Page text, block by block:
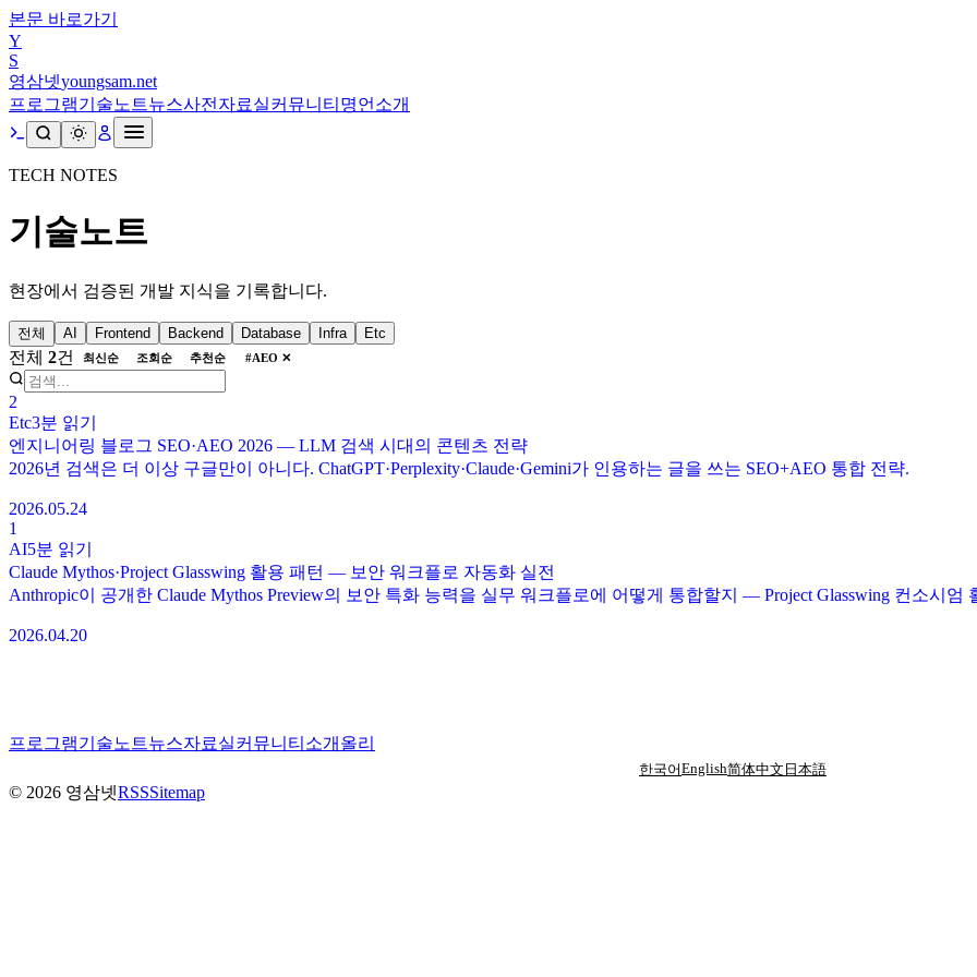
본문 바로가기
Y
S
영삼넷youngsam.net
프로그램기술노트뉴스사전 자료실커뮤니티 명언 소개
TECH NOTES
기술노트
현장에서 검증된 개발 지식을 기록합니다.
전체 AI Frontend Backend Database Infra Etc
전체 2건 최신순 조회순 추천순 #AEO ✕
2
Etc3분 읽기
엔지니어링 블로그 SEO·AEO 2026 — LLM 검색 시대의 콘텐츠 전략
2026년 검색은 더 이상 구글만이 아니다. ChatGPT·Perplexity·Claude·Gemini가 인용하는 글을 쓰는 SEO+AEO 통합 전략.
2026.05.24
1
AI5분 읽기
Claude Mythos·Project Glasswing 활용 패턴 — 보안 워크플로 자동화 실전
Anthropic이 공개한 Claude Mythos Preview의 보안 특화 능력을 실무 워크플로에 어떻게 통합할지 — Project Glasswing 컨소시
2026.04.20
프로그램기술노트뉴스자료실커뮤니티 소개 올리
한국어English简体中文 日本語
© 2026 영삼넷RSSSitemap